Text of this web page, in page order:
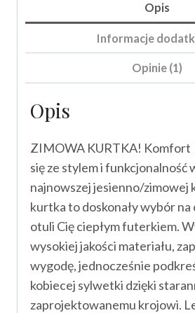
Opis
Informacje
Opinie (1)
Opis
ZIMOWA KURTKA! Komfort
się ze stylem i funkcjonalność
najnowszej jesienno/zimowej
kurtka to doskonały wybór na
otuli Cię ciepłym futerkiem.
wysokiej jakości materiału,
wygodę, jednocześnie
kobiecej sylwetki dzięki
zaprojektowanemu krojowi.